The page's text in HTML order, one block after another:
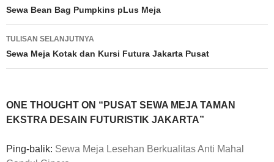
Tulisan
Sewa Bean Bag Pumpkins pLus Meja
TULISAN SELANJUTNYA
Sewa Meja Kotak dan Kursi Futura Jakarta Pusat
ONE THOUGHT ON “PUSAT SEWA MEJA TAMAN
EKSTRA DESAIN FUTURISTIK JAKARTA”
Ping-balik: Sewa Meja Lesehan Berkualitas Anti Mahal